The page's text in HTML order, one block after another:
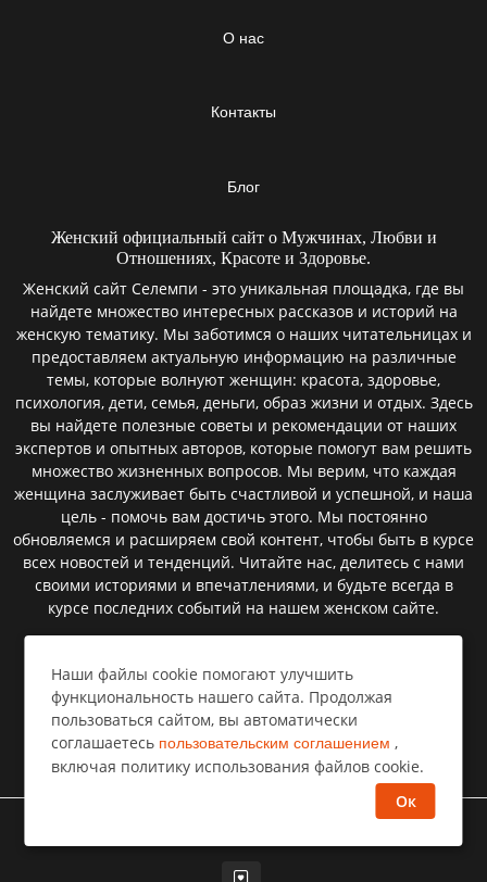
О нас
Контакты
Блог
Женский официальный сайт о Мужчинах, Любви и
Отношениях, Красоте и Здоровье.
Женский сайт Селемпи - это уникальная площадка, где вы
найдете множество интересных рассказов и историй на
женскую тематику. Мы заботимся о наших читательницах и
предоставляем актуальную информацию на различные
темы, которые волнуют женщин: красота, здоровье,
психология, дети, семья, деньги, образ жизни и отдых. Здесь
вы найдете полезные советы и рекомендации от наших
экспертов и опытных авторов, которые помогут вам решить
множество жизненных вопросов. Мы верим, что каждая
женщина заслуживает быть счастливой и успешной, и наша
цель - помочь вам достичь этого. Мы постоянно
обновляемся и расширяем свой контент, чтобы быть в курсе
всех новостей и тенденций. Читайте нас, делитесь с нами
своими историями и впечатлениями, и будьте всегда в
курсе последних событий на нашем женском сайте.
Пользовательское соглашение
Политика конфиденциальности
Правообладателям⁣
Наши файлы cookie помогают улучшить
функциональность нашего сайта. Продолжая
пользоваться сайтом, вы автоматически
соглашаетесь пользовательским соглашением ,
включая политику использования файлов cookie.
Ок